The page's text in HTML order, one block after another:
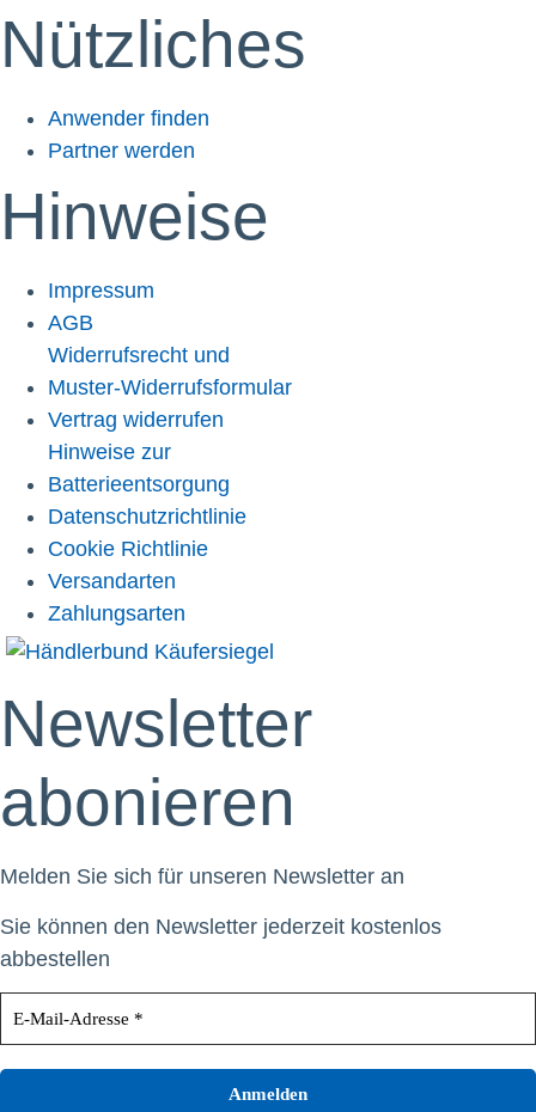
Nützliches
Anwender finden
Partner werden
Hinweise
Impressum
AGB
Widerrufsrecht und
Muster-Widerrufsformular
Vertrag widerrufen
Hinweise zur
Batterieentsorgung
Datenschutzrichtlinie
Cookie Richtlinie
Versandarten
Zahlungsarten
Newsletter
abonieren
Melden Sie sich für unseren Newsletter an
Sie können den Newsletter jederzeit kostenlos
abbestellen